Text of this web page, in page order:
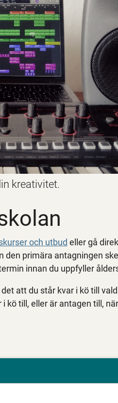
kreativitet.
och utbud eller gå
den primära antagningen
innan du uppfyller
att du står kvar i kö till
kö till, eller är antagen till,